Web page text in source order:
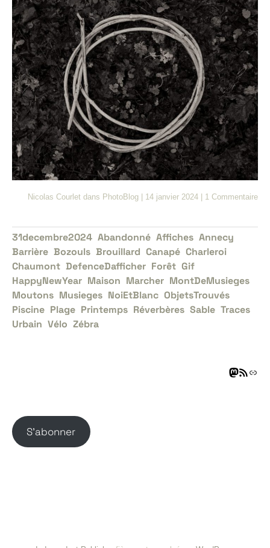
Nicolas Courlet dans PhotoBlog 14 janvier 2024 1 Commentaire
31decembre2024 Abandonné Affiches Annecy
Barrière Bozouls Brouillard Canapé Charleroi
Chaumont DefenceDafficher Forêt Gif
HappyNewYear Maison Marcher MontDeMusieges
Moutons Musieges NoiEtBlanc ObjetsTrouvés
Piscine Plage Printemps Réverbères Sable Traces
Urbain Vélo Zébra
S’abonner